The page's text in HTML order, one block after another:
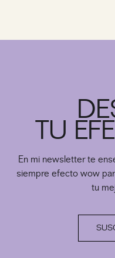
TU
En mi newsletter te
siempre efecto wow
tu